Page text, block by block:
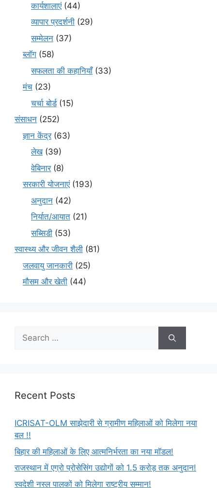
कार्यशालाएं(44)
व्यापार प्रदर्शनी (29)
सम्मेलन (37)
ब्लॉग (58)
सफलता की कहानियाँ(33)
मंच (23)
चर्चा बोर्ड(15)
संसाधन (252)
ज्ञान केंद्र(63)
लेख(39)
वेबिनार(8)
सरकारी योजनाएं(193)
अनुदान (42)
निर्यात/आयात (21)
सब्सिडी (53)
स्वास्थ्य और जीवन शैली (81)
जलवायु जानकारी (25)
मौसम और खेती (44)
Recent Posts
ICRISAT-OLM साझेदारी से ग्रामीण महिलाओं को मिलेगा नया
बल !!
बिहार की महिलाओं के लिए आत्मनिर्भरता का नया मॉडल!
राजस्थान में एग्रो प्रोसेसिंग उद्योगों को 1.5 करोड़ तक अनुदान!
स्वदेशी नस्ल पालकों को मिलेगा राष्ट्रीय सम्मान!